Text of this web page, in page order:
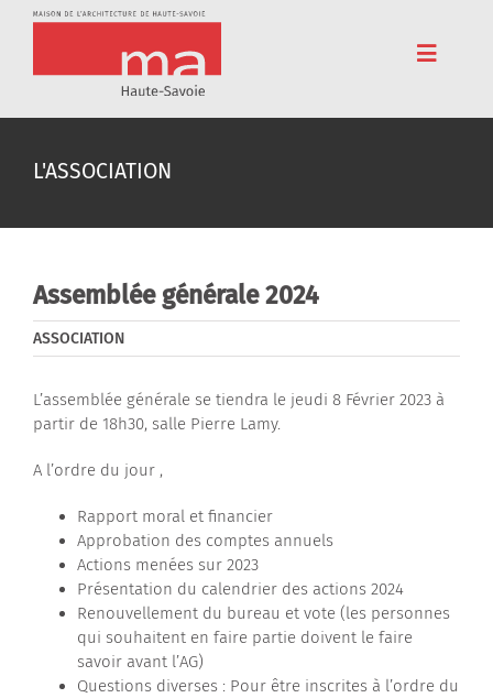
Passer
Toggle
Accueil
Cinéma
Pédagogie
Voyages
Contactez-nous
L'ASSOCIATION
Assemblée générale 2024
ASSOCIATION
L’assemblée générale se tiendra le jeudi 8 Février 2023 à
partir de 18h30, salle Pierre Lamy.
A l’ordre du jour ,
Rapport moral et financier
Approbation des comptes annuels
Actions menées sur 2023
Présentation du calendrier des actions 2024
Renouvellement du bureau et vote (les personnes
qui souhaitent en faire partie doivent le faire
savoir avant l’AG)
Questions diverses : Pour être inscrites à l’ordre du